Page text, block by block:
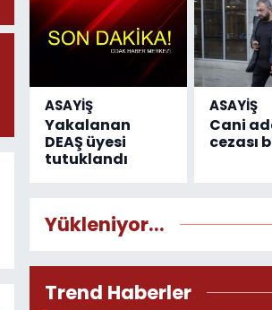
ASAYİŞ
Yakalanan
DEAŞ üyesi
tutuklandı
ASAYİŞ
Cani
cezası
Yükleniyor...
Trend Haberler